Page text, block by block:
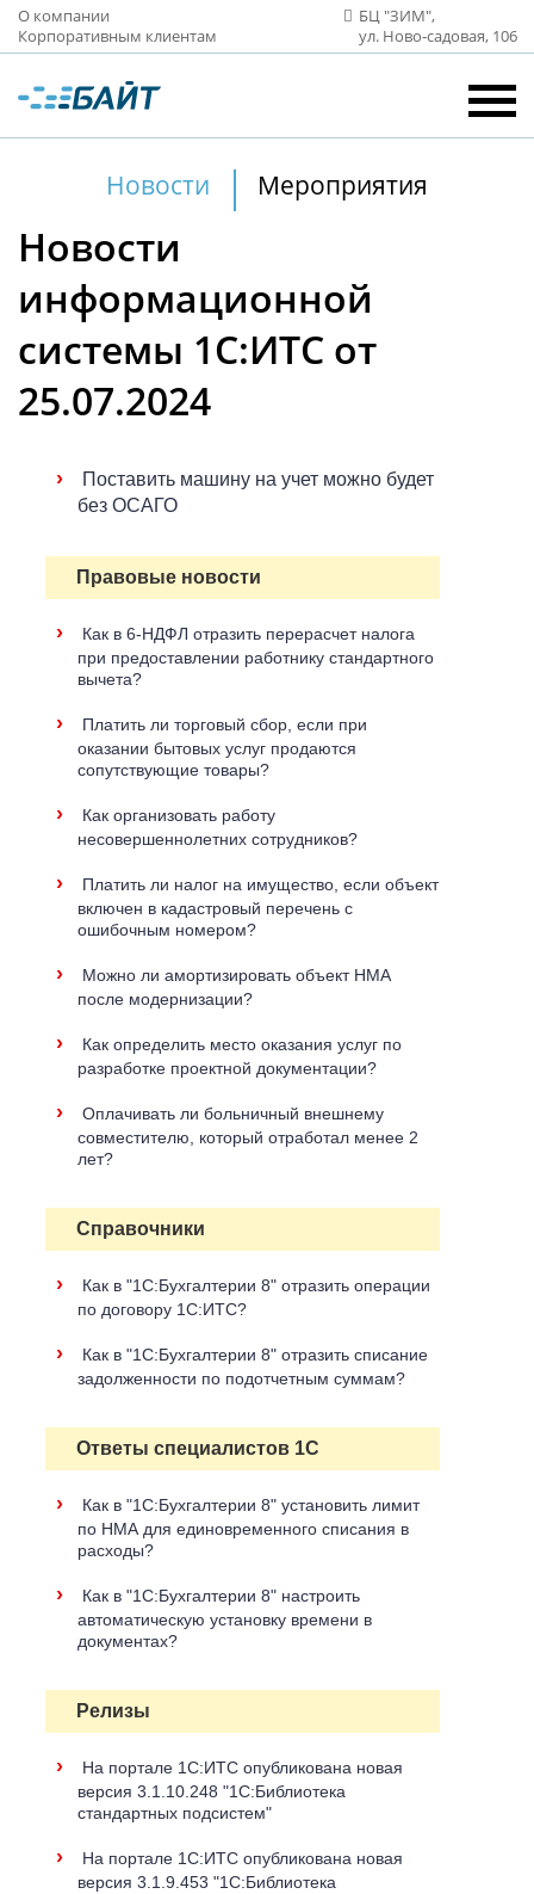
О компании
Корпоративным клиентам
БЦ "ЗИМ",
ул. Ново‑садовая, 106
Новости Мероприятия
Новости
информационной
системы 1С:ИТС от
25.07.2024
›
Поставить машину на учет можно будет
без ОСАГО
Правовые новости
›
Как в 6-НДФЛ отразить перерасчет налога
при предоставлении работнику стандартного
вычета?
›
Платить ли торговый сбор, если при
оказании бытовых услуг продаются
сопутствующие товары?
›
Как организовать работу
несовершеннолетних сотрудников?
›
Платить ли налог на имущество, если объект
включен в кадастровый перечень с
ошибочным номером?
›
Можно ли амортизировать объект НМА
после модернизации?
›
Как определить место оказания услуг по
разработке проектной документации?
›
Оплачивать ли больничный внешнему
совместителю, который отработал менее 2
лет?
Справочники
›
Как в "1С:Бухгалтерии 8" отразить операции
по договору 1С:ИТС?
›
Как в "1С:Бухгалтерии 8" отразить списание
задолженности по подотчетным суммам?
Ответы специалистов 1С
›
Как в "1С:Бухгалтерии 8" установить лимит
по НМА для единовременного списания в
расходы?
›
Как в "1С:Бухгалтерии 8" настроить
автоматическую установку времени в
документах?
Релизы
›
На портале 1С:ИТС опубликована новая
версия 3.1.10.248 "1С:Библиотека
стандартных подсистем"
›
На портале 1С:ИТС опубликована новая
версия 3.1.9.453 "1С:Библиотека